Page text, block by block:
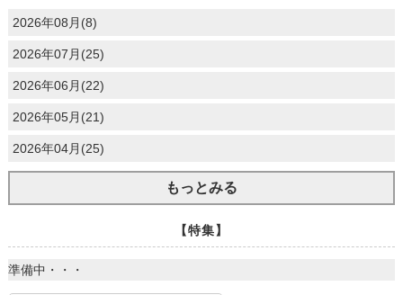
2026年08月(8)
2026年07月(25)
2026年06月(22)
2026年05月(21)
2026年04月(25)
もっとみる
【特集】
準備中・・・